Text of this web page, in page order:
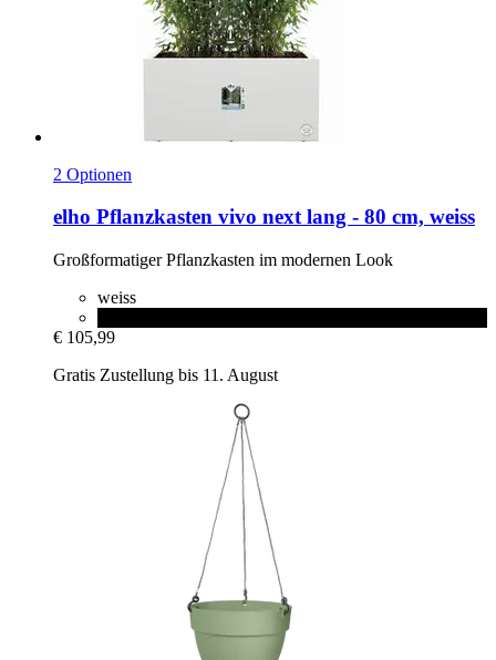
2 Optionen
elho Pflanzkasten vivo next lang -​ 80 cm, weiss
Großformatiger Pflanzkasten im modernen Look
weiss
€ 105,99
Gratis Zustellung bis 11. August